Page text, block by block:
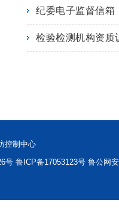
纪委电子监督信箱
检验检测机构资质
控制中心
号 鲁ICP备17053123号 鲁公网